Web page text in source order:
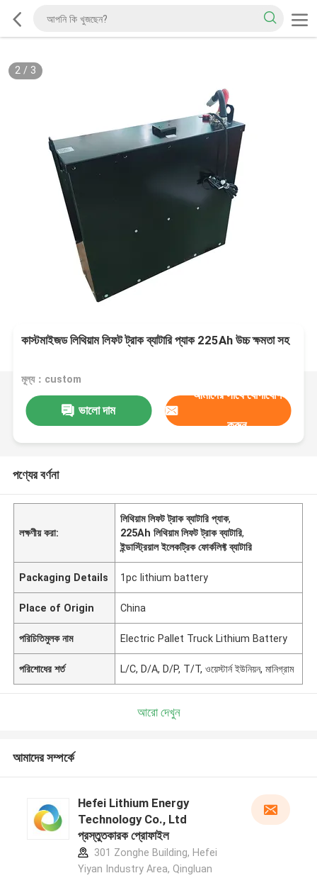
2/ 3
কাস্টমাইজড লিথিয়াম লিফট ট্রাক ব্যাটারি প্যাক 225Ah উচ্চ ক্ষমতা সহ
মূল্য：custom
ভালো দাম
আমাদের সাথে যোগাযোগ
করুন
পণ্যের বর্ণনা
লক্ষণীয় করা:
লিথিয়াম লিফট ট্রাক ব্যাটারি প্যাক,
225Ah লিথিয়াম লিফট ট্রাক ব্যাটারি,
ইন্ডাস্ট্রিয়াল ইলেকট্রিক ফোর্কলিফ্ট ব্যাটারি
Packaging Details 1pc lithium battery
Place of Origin China
পরিচিতিমুলক নাম Electric Pallet Truck Lithium Battery
পরিশোধের শর্ত L/C, D/A, D/P, T/T, ওয়েস্টার্ন ইউনিয়ন, মানিগ্রাম
আরো দেখুন
আমাদের সম্পর্কে
Hefei Lithium Energy
Technology Co., Ltd
প্রস্তুতকারক প্রোফাইল
301 Zonghe Building, Hefei
Yiyan Industry Area, Qingluan